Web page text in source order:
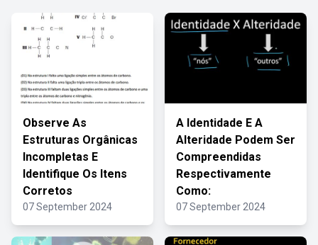
Observe As
Estruturas Orgânicas
Incompletas E
Identifique Os Itens
Corretos
07 September 2024
A Identidade E A
Alteridade Podem Ser
Compreendidas
Respectivamente
Como:
07 September 2024